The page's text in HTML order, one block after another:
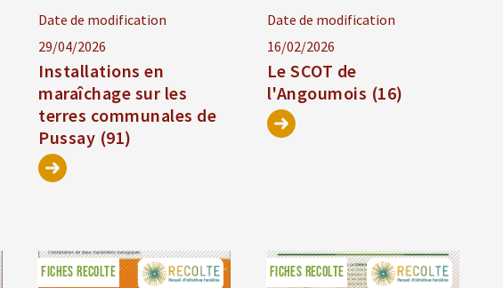
Date de modification
29/04/2026
Installations en
maraîchage sur les
terres communales de
Pussay (91)
Date de modification
16/02/2026
Le SCOT de
l'Angoumois (16)
FICHES RECOLTE FICHES RECOLTE